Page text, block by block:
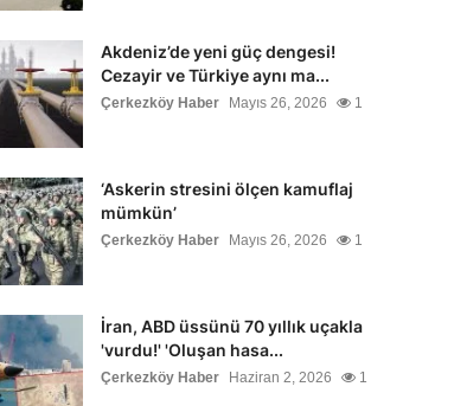
Akdeniz’de yeni güç dengesi!
Cezayir ve Türkiye aynı ma...
Çerkezköy Haber Mayıs 26, 2026 1
‘Askerin stresini ölçen kamuflaj
mümkün’
Çerkezköy Haber Mayıs 26, 2026 1
İran, ABD üssünü 70 yıllık uçakla
'vurdu!' 'Oluşan hasa...
Çerkezköy Haber Haziran 2, 2026 1